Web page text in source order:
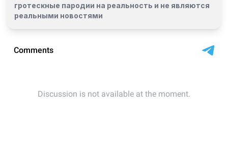
гротескные пародии на реальность и не являются
реальными новостями